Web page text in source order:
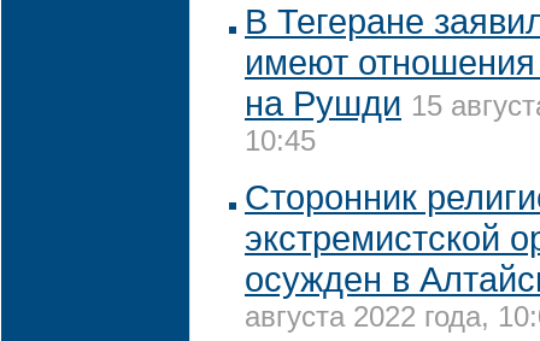
В Тегеране
имеют
на Рушди 15
10:45
Сторонник
экстремистской
осужден в
августа 2022 года,